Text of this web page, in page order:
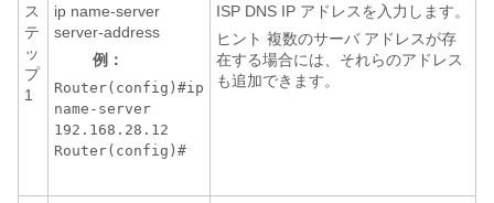
ス
テ
ッ
プ
1
ip name-server
server-address
例：
Router(config)#ip
name-server
192.168.28.12
Router(config)#
ISP DNS IP アドレスを入力します。
ヒント 複数のサーバ アドレスが存
在する場合には、それらのアドレス
も追加できます。